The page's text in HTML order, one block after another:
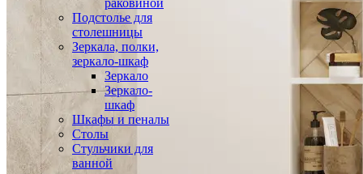
Подстолье для
столешницы
Зеркала, полки,
зеркало-шкаф
Зеркало
Зеркало-
шкаф
Шкафы и пеналы
Столы
Стульчики для
ванной